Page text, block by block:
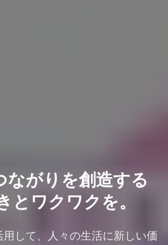
ながりを創造する
とワクワクを。
して、人々の生活に新しい価